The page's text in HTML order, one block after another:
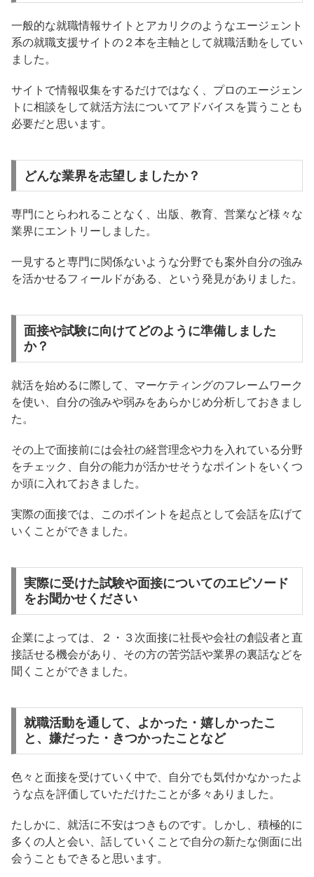
一般的な就職情報サイトとアカリクのようなエージェント
系の就職支援サイトの２本を主軸として就職活動をしてい
ました。
サイトで情報収集をするだけではなく、プロのエージェン
トに相談をして就活方法についてアドバイスを貰うことも
必要だと思います。
どんな業界を志望しましたか？
専門にとらわれることなく、出版、教育、営業など様々な
業界にエントリーしました。
一見すると専門に関係ないような分野でも案外自分の強み
を活かせるフィールドがある、という発見がありました。
面接や試験に向けてどのように準備しました
か？
就活を始めるに際して、マーケティングのフレームワーク
を使い、自分の強みや弱みをあらかじめ分析しておきまし
た。
その上で面接前には会社の経営理念や力を入れている分野
をチェック、自分の能力が活かせそうなポイントをいくつ
か頭に入れておきました。
実際の面接では、このポイントを起点として会話を広げて
いくことができました。
実際に受けた試験や面接についてのエピソード
をお聞かせください
企業によっては、２・３次面接に社長や会社の創設者と直
接話せる機会があり、その方の苦労話や業界の裏話などを
聞くことができました。
就職活動を通して、よかった・嬉しかったこ
と、嫌だった・きつかったことなど
色々と面接を受けていく中で、自分でも気付かなかったよ
うな点を評価していただけたことが多々ありました。
たしかに、就活に不安はつきものです。しかし、積極的に
多くの人と会い、話していくことで自分の新たな側面に出
会うこともできると思います。